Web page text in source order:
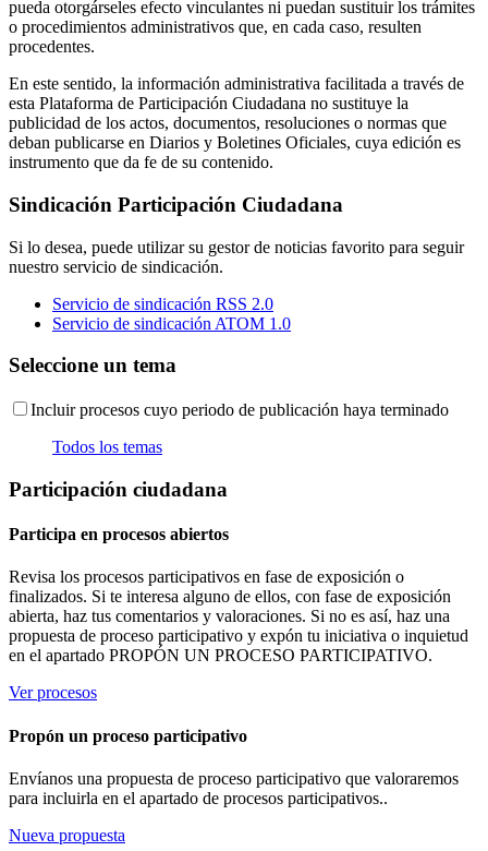
pueda otorgárseles efecto vinculantes ni puedan sustituir los trámites
o procedimientos administrativos que, en cada caso, resulten
procedentes.
En este sentido, la información administrativa facilitada a través de
esta Plataforma de Participación Ciudadana no sustituye la
publicidad de los actos, documentos, resoluciones o normas que
deban publicarse en Diarios y Boletines Oficiales, cuya edición es
instrumento que da fe de su contenido.
Sindicación Participación Ciudadana
Si lo desea, puede utilizar su gestor de noticias favorito para seguir
nuestro servicio de sindicación.
Servicio de sindicación RSS 2.0
Servicio de sindicación ATOM 1.0
Seleccione un tema
Incluir procesos cuyo periodo de publicación haya terminado
Todos los temas
Participación ciudadana
Participa en procesos abiertos
Revisa los procesos participativos en fase de exposición o
finalizados. Si te interesa alguno de ellos, con fase de exposición
abierta, haz tus comentarios y valoraciones. Si no es así, haz una
propuesta de proceso participativo y expón tu iniciativa o inquietud
en el apartado PROPÓN UN PROCESO PARTICIPATIVO.
Ver procesos
Propón un proceso participativo
Envíanos una propuesta de proceso participativo que valoraremos
para incluirla en el apartado de procesos participativos..
Nueva propuesta